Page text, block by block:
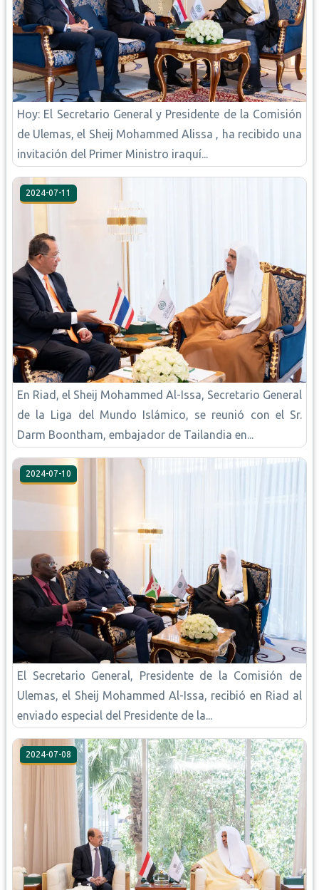
Hoy: El Secretario General y Presidente de la Comisión
de Ulemas, el Sheij Mohammed Alissa , ha recibido una
invitación del Primer Ministro iraquí...
2024-07-11
En Riad, el Sheij Mohammed Al-Issa, Secretario General
de la Liga del Mundo Islámico, se reunió con el Sr.
Darm Boontham, embajador de Tailandia en...
2024-07-10
El Secretario General, Presidente de la Comisión de
Ulemas, el Sheij Mohammed Al-Issa, recibió en Riad al
enviado especial del Presidente de la...
2024-07-08